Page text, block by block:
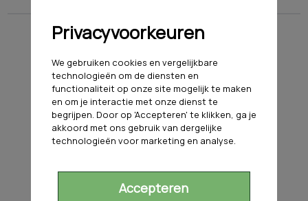
Privacyvoorkeuren
We gebruiken cookies en vergelijkbare
technologieën om de diensten en
functionaliteit op onze site mogelijk te maken
en om je interactie met onze dienst te
begrijpen. Door op 'Accepteren' te klikken, ga je
akkoord met ons gebruik van dergelijke
technologieën voor marketing en analyse.
Accepteren